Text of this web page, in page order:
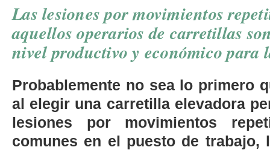
Las lesiones por movimientos
aquellos operarios de carretillas
nivel productivo y económico para
Probablemente no sea lo primero
al elegir una carretilla elevadora
lesiones por movimientos
comunes en el puesto de trabajo,